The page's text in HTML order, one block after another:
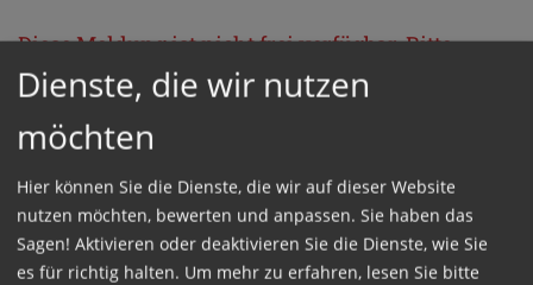
Diese Meldung ist nicht frei verfügbar. Bitte
loggen Sie sich ein, oder bestellen Sie das
GESCHÜTZTER BEREICH
Bitte melden Sie sich mit Ihrem Benutzernamen
Dienste, die wir nutzen
möchten
Hier können Sie die Dienste, die wir auf dieser Website
nutzen möchten, bewerten und anpassen. Sie haben das
Sagen! Aktivieren oder deaktivieren Sie die Dienste, wie Sie
es für richtig halten. Um mehr zu erfahren, lesen Sie bitte